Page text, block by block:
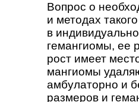
Вопрос о
и методах
в
гемангиомы, ее
рост имеет
мангиомы
амбулаторно и
размеров и